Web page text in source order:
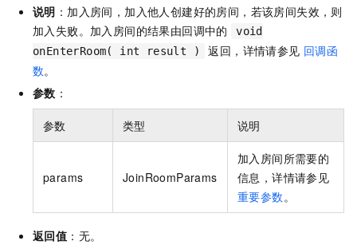
说明 ：加入房间，加入他人创建好的房间，若该房间失效，则
加入失败。加入房间的结果由回调中的
void
onEnterRoom( int result )
返回，详情请参见 回调函
数。
参数 ：
参数 类型 说明
params JoinRoomParams
加入房间所需要的
信息，详情请参见
重要参数。
返回值 ：无。